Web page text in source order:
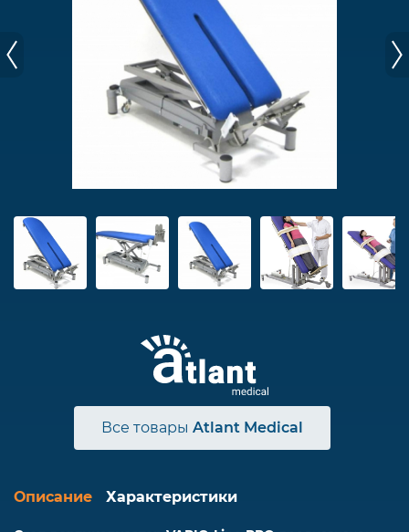
Все товары Atlant Medical
Описание Характеристики